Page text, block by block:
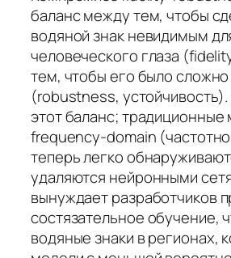
баланс между тем, чтобы
водяной знак невидимым
человеческого глаза
тем, чтобы его было сложно
(robustness,
этот баланс; традиционные
frequency-domain
теперь легко
удаляются нейронными
вынуждает разработчиков
состязательное обучение,
водяные знаки в регионах,